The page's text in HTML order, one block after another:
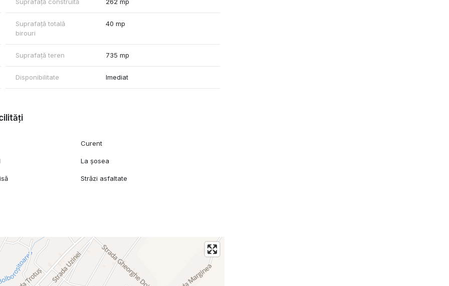
Suprafață totală
birouri
40 mp
Suprafață teren 735 mp
Disponibilitate Imediat
Curent
La șosea
Străzi asfaltate